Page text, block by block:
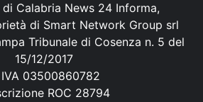
Calabria News 24 Informa,
di Smart Network Group srl
Tribunale di Cosenza n. 5 del
15/12/2017
IVA 03500860782
ROC 28794